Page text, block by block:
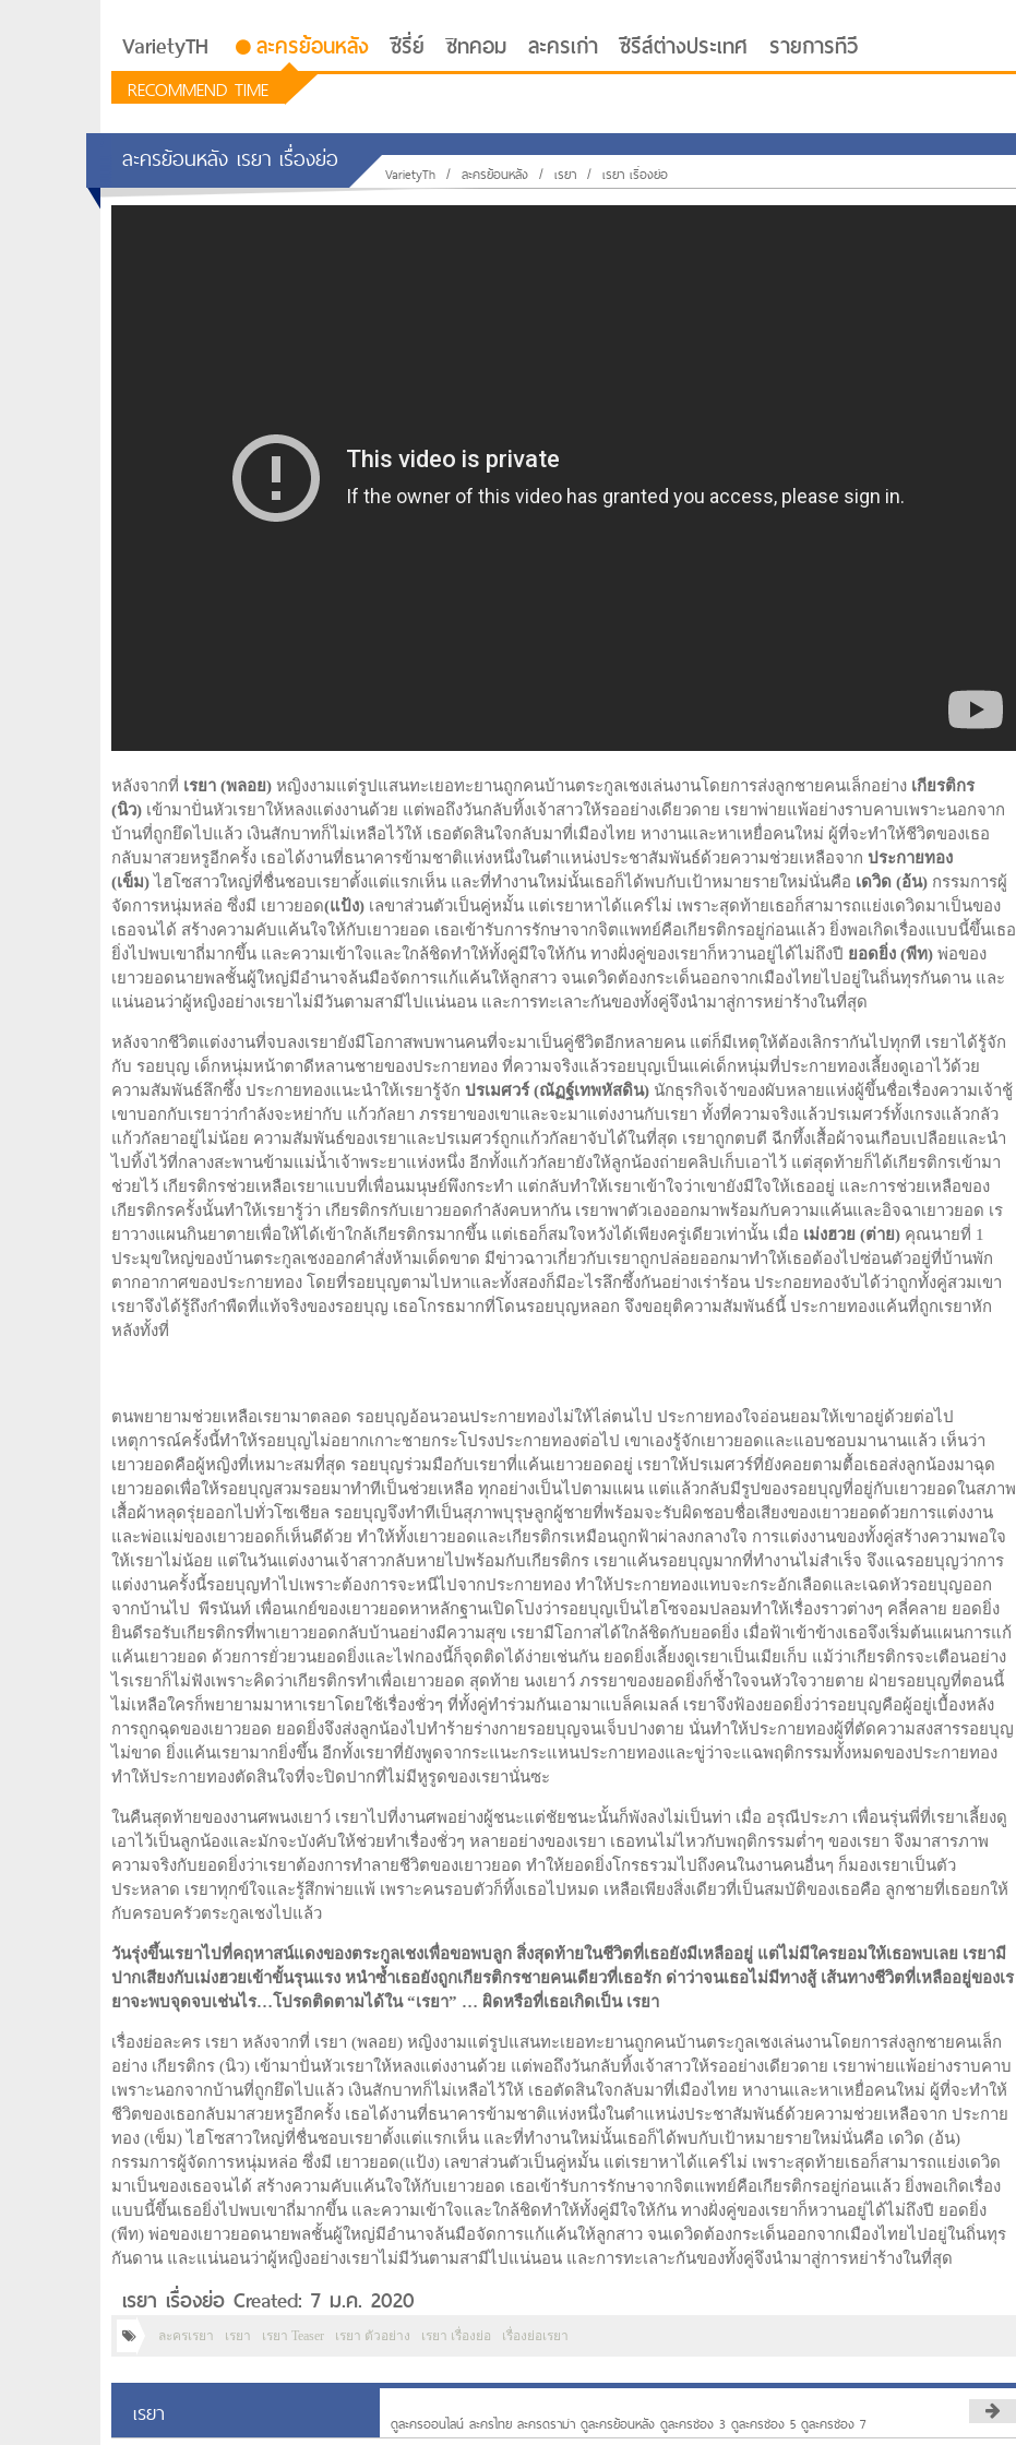
VarietyTH ละครย้อนหลัง ซีรี่ย์ ซิทคอม ละครเก่า ซีรีส์ต่างประเทศ รายการทีวี
RECOMMEND TIME
ละครย้อนหลัง เรยา เรื่องย่อ VarietyTh / ละครย้อนหลัง / เรยา / เรยา เรื่องย่อ
หลังจากที่ เรยา (พลอย) หญิงงามแต่รูปแสนทะเยอทะยานถูกคนบ้านตระกูลเชงเล่นงานโดยการส่งลูกชายคนเล็กอย่าง เกียรติกร
(นิว) เข้ามาปั่นหัวเรยาให้หลงแต่งงานด้วย แต่พอถึงวันกลับทิ้งเจ้าสาวให้รออย่างเดียวดาย เรยาพ่ายแพ้อย่างราบคาบเพราะนอกจาก
บ้านที่ถูกยึดไปแล้ว เงินสักบาทก็ไม่เหลือไว้ให้ เธอตัดสินใจกลับมาที่เมืองไทย หางานและหาเหยื่อคนใหม่ ผู้ที่จะทำให้ชีวิตของเธอ
กลับมาสวยหรูอีกครั้ง เธอได้งานที่ธนาคารข้ามชาติแห่งหนึ่งในตำแหน่งประชาสัมพันธ์ด้วยความช่วยเหลือจาก ประกายทอง
(เข็ม) ไฮโซสาวใหญ่ที่ชื่นชอบเรยาตั้งแต่แรกเห็น และที่ทำงานใหม่นั้นเธอก็ได้พบกับเป้าหมายรายใหม่นั่นคือ เดวิด (อ้น) กรรมการผู้
จัดการหนุ่มหล่อ ซึ่งมี เยาวยอด(แป้ง) เลขาส่วนตัวเป็นคู่หมั้น แต่เรยาหาได้แคร์ไม่ เพราะสุดท้ายเธอก็สามารถแย่งเดวิดมาเป็นของ
เธอจนได้ สร้างความคับแค้นใจให้กับเยาวยอด เธอเข้ารับการรักษาจากจิตแพทย์คือเกียรติกรอยู่ก่อนแล้ว ยิ่งพอเกิดเรื่องแบบนี้ขึ้นเธอ
ยิ่งไปพบเขาถี่มากขึ้น และความเข้าใจและใกล้ชิดทำให้ทั้งคู่มีใจให้กัน ทางฝั่งคู่ของเรยาก็หวานอยู่ได้ไม่ถึงปี ยอดยิ่ง (พีท) พ่อของ
เยาวยอดนายพลชั้นผู้ใหญ่มีอำนาจล้นมือจัดการแก้แค้นให้ลูกสาว จนเดวิดต้องกระเด็นออกจากเมืองไทยไปอยู่ในถิ่นทุรกันดาน และ
แน่นอนว่าผู้หญิงอย่างเรยาไม่มีวันตามสามีไปแน่นอน และการทะเลาะกันของทั้งคู่จึงนำมาสู่การหย่าร้างในที่สุด
หลังจากชีวิตแต่งงานที่จบลงเรยายังมีโอกาสพบพานคนที่จะมาเป็นคู่ชีวิตอีกหลายคน แต่ก็มีเหตุให้ต้องเลิกรากันไปทุกที เรยาได้รู้จัก
กับ รอยบุญ เด็กหนุ่มหน้าตาดีหลานชายของประกายทอง ที่ความจริงแล้วรอยบุญเป็นแค่เด็กหนุ่มที่ประกายทองเลี้ยงดูเอาไว้ด้วย
ความสัมพันธ์ลึกซึ้ง ประกายทองแนะนำให้เรยารู้จัก ปรเมศวร์(ณัฏฐ์เทพหัสดิน) นักธุรกิจเจ้าของผับหลายแห่งผู้ขึ้นชื่อเรื่องความเจ้าชู้
เขาบอกกับเรยาว่ากำลังจะหย่ากับ แก้วกัลยา ภรรยาของเขาและจะมาแต่งงานกับเรยา ทั้งที่ความจริงแล้วปรเมศวร์ทั้งเกรงแล้วกลัว
แก้วกัลยาอยู่ไม่น้อย ความสัมพันธ์ของเรยาและปรเมศวร์ถูกแก้วกัลยาจับได้ในที่สุด เรยาถูกตบตี ฉีกทึ้งเสื้อผ้าจนเกือบเปลือยและนำ
ไปทิ้งไว้ที่กลางสะพานข้ามแม่น้ำเจ้าพระยาแห่งหนึ่ง อีกทั้งแก้วกัลยายังให้ลูกน้องถ่ายคลิปเก็บเอาไว้ แต่สุดท้ายก็ได้เกียรติกรเข้ามา
ช่วยไว้ เกียรติกรช่วยเหลือเรยาแบบที่เพื่อนมนุษย์พึงกระทำ แต่กลับทำให้เรยาเข้าใจว่าเขายังมีใจให้เธออยู่ และการช่วยเหลือของ
เกียรติกรครั้งนั้นทำให้เรยารู้ว่า เกียรติกรกับเยาวยอดกำลังคบหากัน เรยาพาตัวเองออกมาพร้อมกับความแค้นและอิจฉาเยาวยอด เร
ยาวางแผนกินยาตายเพื่อให้ได้เข้าใกล้เกียรติกรมากขึ้น แต่เธอก็สมใจหวังได้เพียงครู่เดียวเท่านั้น เมื่อ เม่งฮวย (ต่าย) คุณนายที่ 1
ประมุขใหญ่ของบ้านตระกูลเชงออกคำสั่งห้ามเด็ดขาด มีข่าวฉาวเกี่ยวกับเรยาถูกปล่อยออกมาทำให้เธอต้องไปซ่อนตัวอยู่ที่บ้านพัก
ตากอากาศของประกายทอง โดยที่รอยบุญตามไปหาและทั้งสองก็มีอะไรลึกซึ้งกันอย่างเร่าร้อน ประกอยทองจับได้ว่าถูกทั้งคู่สวมเขา
เรยาจึงได้รู้ถึงกำพืดที่แท้จริงของรอยบุญ เธอโกรธมากที่โดนรอยบุญหลอก จึงขอยุติความสัมพันธ์นี้ ประกายทองแค้นที่ถูกเรยาหัก
หลังทั้งที่
ตนพยายามช่วยเหลือเรยามาตลอด รอยบุญอ้อนวอนประกายทองไม่ให้ไล่ตนไป ประกายทองใจอ่อนยอมให้เขาอยู่ด้วยต่อไป
เหตุการณ์ครั้งนี้ทำให้รอยบุญไม่อยากเกาะชายกระโปรงประกายทองต่อไป เขาเองรู้จักเยาวยอดและแอบชอบมานานแล้ว เห็นว่า
เยาวยอดคือผู้หญิงที่เหมาะสมที่สุด รอยบุญร่วมมือกับเรยาที่แค้นเยาวยอดอยู่ เรยาให้ปรเมศวร์ที่ยังคอยตามตื้อเธอส่งลูกน้องมาฉุด
เยาวยอดเพื่อให้รอยบุญสวมรอยมาทำทีเป็นช่วยเหลือ ทุกอย่างเป็นไปตามแผน แต่แล้วกลับมีรูปของรอยบุญที่อยู่กับเยาวยอดในสภาพ
เสื้อผ้าหลุดรุ่ยออกไปทั่วโซเชียล รอยบุญจึงทำทีเป็นสุภาพบุรุษลูกผู้ชายที่พร้อมจะรับผิดชอบชื่อเสียงของเยาวยอดด้วยการแต่งงาน
และพ่อแม่ของเยาวยอดก็เห็นดีด้วย ทำให้ทั้งเยาวยอดและเกียรติกรเหมือนถูกฟ้าผ่าลงกลางใจ การแต่งงานของทั้งคู่สร้างความพอใจ
ให้เรยาไม่น้อย แต่ในวันแต่งงานเจ้าสาวกลับหายไปพร้อมกับเกียรติกร เรยาแค้นรอยบุญมากที่ทำงานไม่สำเร็จ จึงแฉรอยบุญว่าการ
แต่งงานครั้งนี้รอยบุญทำไปเพราะต้องการจะหนีไปจากประกายทอง ทำให้ประกายทองแทบจะกระอักเลือดและเฉดหัวรอยบุญออก
จากบ้านไป พีรนันท์ เพื่อนเกย์ของเยาวยอดหาหลักฐานเปิดโปงว่ารอยบุญเป็นไฮโซจอมปลอมทำให้เรื่องราวต่างๆ คลี่คลาย ยอดยิ่ง
ยินดีรอรับเกียรติกรที่พาเยาวยอดกลับบ้านอย่างมีความสุข เรยามีโอกาสได้ใกล้ชิดกับยอดยิ่ง เมื่อฟ้าเข้าข้างเธอจึงเริ่มต้นแผนการแก้
แค้นเยาวยอด ด้วยการยั่วยวนยอดยิ่งและไฟกองนี้ก็จุดติดได้ง่ายเช่นกัน ยอดยิ่งเลี้ยงดูเรยาเป็นเมียเก็บ แม้ว่าเกียรติกรจะเตือนอย่าง
ไรเรยาก็ไม่ฟังเพราะคิดว่าเกียรติกรทำเพื่อเยาวยอด สุดท้าย นงเยาว์ ภรรยาของยอดยิ่งก็ช้ำใจจนหัวใจวายตาย ฝ่ายรอยบุญที่ตอนนี้
ไม่เหลือใครก็พยายามมาหาเรยาโดยใช้เรื่องชั่วๆ ที่ทั้งคู่ทำร่วมกันเอามาแบล็คเมลล์ เรยาจึงฟ้องยอดยิ่งว่ารอยบุญคือผู้อยู่เบื้องหลัง
การถูกฉุดของเยาวยอด ยอดยิ่งจึงส่งลูกน้องไปทำร้ายร่างกายรอยบุญจนเจ็บปางตาย นั่นทำให้ประกายทองผู้ที่ตัดความสงสารรอยบุญ
ไม่ขาด ยิ่งแค้นเรยามากยิ่งขึ้น อีกทั้งเรยาที่ยังพูดจากระแนะกระแหนประกายทองและขู่ว่าจะแฉพฤติกรรมทั้งหมดของประกายทอง
ทำให้ประกายทองตัดสินใจที่จะปิดปากที่ไม่มีหูรูดของเรยานั่นซะ
ในคืนสุดท้ายของงานศพนงเยาว์ เรยาไปที่งานศพอย่างผู้ชนะแต่ชัยชนะนั้นก็พังลงไม่เป็นท่า เมื่อ อรุณีประภา เพื่อนรุ่นพี่ที่เรยาเลี้ยงดู
เอาไว้เป็นลูกน้องและมักจะบังคับให้ช่วยทำเรื่องชั่วๆ หลายอย่างของเรยา เธอทนไม่ไหวกับพฤติกรรมต่ำๆ ของเรยา จึงมาสารภาพ
ความจริงกับยอดยิ่งว่าเรยาต้องการทำลายชีวิตของเยาวยอด ทำให้ยอดยิ่งโกรธรวมไปถึงคนในงานคนอื่นๆ ก็มองเรยาเป็นตัว
ประหลาด เรยาทุกข์ใจและรู้สึกพ่ายแพ้ เพราะคนรอบตัวก็ทิ้งเธอไปหมด เหลือเพียงสิ่งเดียวที่เป็นสมบัติของเธอคือ ลูกชายที่เธอยกให้
กับครอบครัวตระกูลเชงไปแล้ว
วันรุ่งขึ้นเรยาไปที่คฤหาสน์แดงของตระกูลเชงเพื่อขอพบลูก สิ่งสุดท้ายในชีวิตที่เธอยังมีเหลืออยู่ แต่ไม่มีใครยอมให้เธอพบเลย เรยามี
ปากเสียงกับเม่งฮวยเข้าขั้นรุนแรง หนำซ้ำเธอยังถูกเกียรติกรชายคนเดียวที่เธอรัก ด่าว่าจนเธอไม่มีทางสู้ เส้นทางชีวิตที่เหลืออยู่ของเร
ยาจะพบจุดจบเช่นไร…โปรดติดตามได้ใน “เรยา” … ผิดหรือที่เธอเกิดเป็น เรยา
เรื่องย่อละคร เรยา หลังจากที่ เรยา (พลอย) หญิงงามแต่รูปแสนทะเยอทะยานถูกคนบ้านตระกูลเชงเล่นงานโดยการส่งลูกชายคนเล็ก
อย่าง เกียรติกร (นิว) เข้ามาปั่นหัวเรยาให้หลงแต่งงานด้วย แต่พอถึงวันกลับทิ้งเจ้าสาวให้รออย่างเดียวดาย เรยาพ่ายแพ้อย่างราบคาบ
เพราะนอกจากบ้านที่ถูกยึดไปแล้ว เงินสักบาทก็ไม่เหลือไว้ให้ เธอตัดสินใจกลับมาที่เมืองไทย หางานและหาเหยื่อคนใหม่ ผู้ที่จะทำให้
ชีวิตของเธอกลับมาสวยหรูอีกครั้ง เธอได้งานที่ธนาคารข้ามชาติแห่งหนึ่งในตำแหน่งประชาสัมพันธ์ด้วยความช่วยเหลือจาก ประกาย
ทอง (เข็ม) ไฮโซสาวใหญ่ที่ชื่นชอบเรยาตั้งแต่แรกเห็น และที่ทำงานใหม่นั้นเธอก็ได้พบกับเป้าหมายรายใหม่นั่นคือ เดวิด (อ้น)
กรรมการผู้จัดการหนุ่มหล่อ ซึ่งมี เยาวยอด(แป้ง) เลขาส่วนตัวเป็นคู่หมั้น แต่เรยาหาได้แคร์ไม่ เพราะสุดท้ายเธอก็สามารถแย่งเดวิด
มาเป็นของเธอจนได้ สร้างความคับแค้นใจให้กับเยาวยอด เธอเข้ารับการรักษาจากจิตแพทย์คือเกียรติกรอยู่ก่อนแล้ว ยิ่งพอเกิดเรื่อง
แบบนี้ขึ้นเธอยิ่งไปพบเขาถี่มากขึ้น และความเข้าใจและใกล้ชิดทำให้ทั้งคู่มีใจให้กัน ทางฝั่งคู่ของเรยาก็หวานอยู่ได้ไม่ถึงปี ยอดยิ่ง
(พีท) พ่อของเยาวยอดนายพลชั้นผู้ใหญ่มีอำนาจล้นมือจัดการแก้แค้นให้ลูกสาว จนเดวิดต้องกระเด็นออกจากเมืองไทยไปอยู่ในถิ่นทุร
กันดาน และแน่นอนว่าผู้หญิงอย่างเรยาไม่มีวันตามสามีไปแน่นอน และการทะเลาะกันของทั้งคู่จึงนำมาสู่การหย่าร้างในที่สุด
เรยา เรื่องย่อ Created: 7 ม.ค. 2020
ละครเรยา เรยา เรยา Teaser เรยา ตัวอย่าง เรยา เรื่องย่อ เรื่องย่อเรยา
เรยา ดูละครออนไลน์ ละครไทย ละครดราม่า ดูละครย้อนหลัง ดูละครช่อง 3 ดูละครช่อง 5 ดูละครช่อง 7